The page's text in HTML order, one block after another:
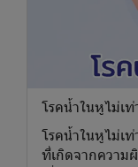
โรคน้ำในหูไม่เ
โรคน้ำในหูไม่เ
ที่เกิดจากควา